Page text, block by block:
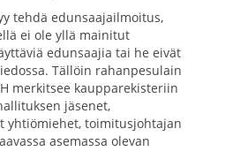
tehdä edunsaajailmoitus,
ei ole yllä mainitut
edunsaajia tai he eivät
Tällöin rahanpesulain
merkitsee kaupparekisteriin
jäsenet,
yhtiömiehet, toimitusjohtajan
asemassa olevan